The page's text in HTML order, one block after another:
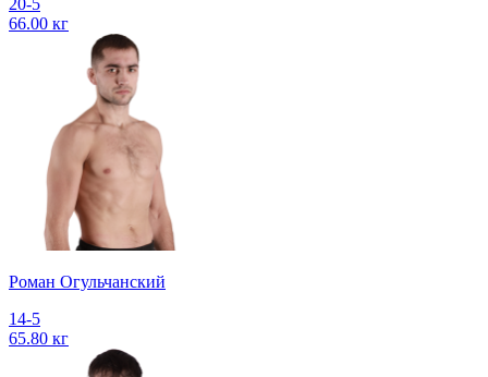
20-5
66.00 кг
Роман Огульчанский
14-5
65.80 кг